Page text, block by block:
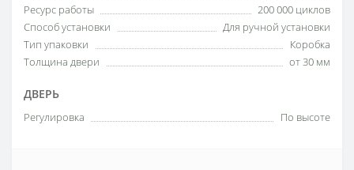
Ресурс работы
200 000 циклов
Способ установки
Для ручной установки
Тип упаковки
Коробка
Толщина двери
от 30 мм
ДВЕРЬ
Регулировка По высоте